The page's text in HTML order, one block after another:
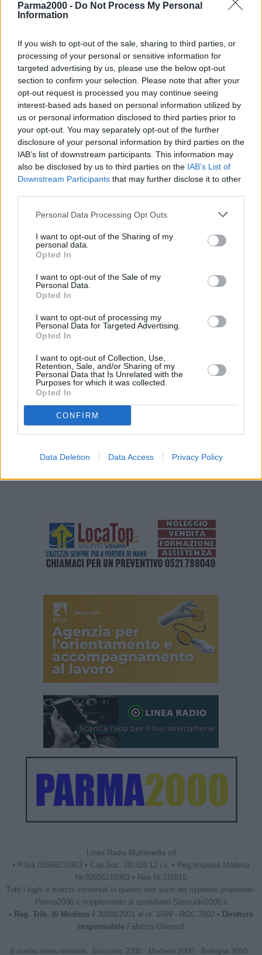
Parma2000 - Do Not Process My Personal
Information
If you wish to opt-out of the sale, sharing to third parties, or
processing of your personal or sensitive information for
targeted advertising by us, please use the below opt-out
section to confirm your selection. Please note that after your
opt-out request is processed you may continue seeing
interest-based ads based on personal information utilized by
us or personal information disclosed to third parties prior to
your opt-out. You may separately opt-out of the further
disclosure of your personal information by third parties on the
IAB’s list of downstream participants. This information may
also be disclosed by us to third parties on the IAB’s List of
Downstream Participants that may further disclose it to other
Personal Data Processing Opt Outs
I want to opt-out of the Sharing of my
personal data.
Opted In
I want to opt-out of the Sale of my
Personal Data.
Opted In
I want to opt-out of processing my
Personal Data for Targeted Advertising.
Opted In
I want to opt-out of Collection, Use,
Retention, Sale, and/or Sharing of my
Personal Data that Is Unrelated with the
Purposes for which it was collected.
Opted In
CONFIRM
Data Deletion Data Access Privacy Policy
ROMA (ITALPRESS) – “La posizione del Presidente Berlusconi e di
Forza Italia non è cambiata ed è perfettamente in linea con quella
del PPE, dell’Europa e dell’Alleanza Atlantica. Nessuno in Occidente
– neppure gli stessi ucraini – ha immaginato che la guerra per
difendere l’Ucraina dovesse diventare una guerra di aggressione
alla Russia. In questo quadro l’invio di armi come strumento
difensivo a Kiev è doveroso, l’enfasi propagandistica come ogni
atteggiamento provocatorio non fa altro che allontanare la
conclusione di questo conflitto”. E’ quanto si legge in una
nota del presidente di Fi, Silvio Berlusconi.
“Occorrono equilibrio e fermezza e riservatezza: solo così si potrà
pensabile immaginare un nuovo equilibrio in Europa orientale
senza o contro Mosca, come non è pensabile che tale equilibrio si
di paesi liberi e sovrani che hanno tutto il diritto di tutelare la loro
libertà con ogni mezzo necessario. Questa è la linea di Forza Italia
dell’Alleanza Atlantica” conclude.
(ITALPRESS).
ITALIA NEWSONLINE NOTIZIEONLINE
Linea Radio Multimedia srl
• P.Iva 02556210363 • Cap.Soc. 10.329,12 i.v. • Reg.Imprese Modena
Nr.02556210363 • Rea Nr.311810
Tutti i loghi e marchi contenuti in questo sito sono dei rispettivi proprietari.
Parma2000.it supplemento al quotidiano Sassuolo2000.it
• Reg. Trib. di Modena il 30/08/2001 al nr. 1599 - ROC 7892 • Direttore
responsabileFabrizio Gherardi
Il nostro news-network: Sassuolo 2000- Modena 2000- Bologna 2000-